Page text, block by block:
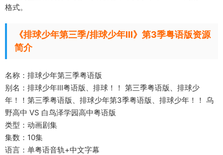
格式。
《排球少年第三季/排球少年III》第3季粤语版资源
简介
名称：排球少年第三季粤语版
别名：排球少年III粤语版、排球！！ 第三季粤语版、排球少
年！！第三季粤语版、排球少年第3季粤语版、排球少年！！ 乌
野高中 VS 白鸟泽学园高中粤语版
类型：动画剧集
集数：10集
语言：单粤语音轨+中文字幕